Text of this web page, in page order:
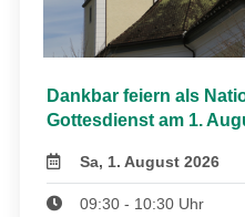
Dankbar feiern als
Gottesdienst am 1.
Sa, 1. August 2026
09:30 - 10:30 Uhr